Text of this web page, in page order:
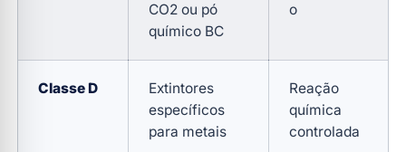
CO2 ou pó
químico BC
o
Classe D
Extintores
específicos
para metais
Reação
química
controlada